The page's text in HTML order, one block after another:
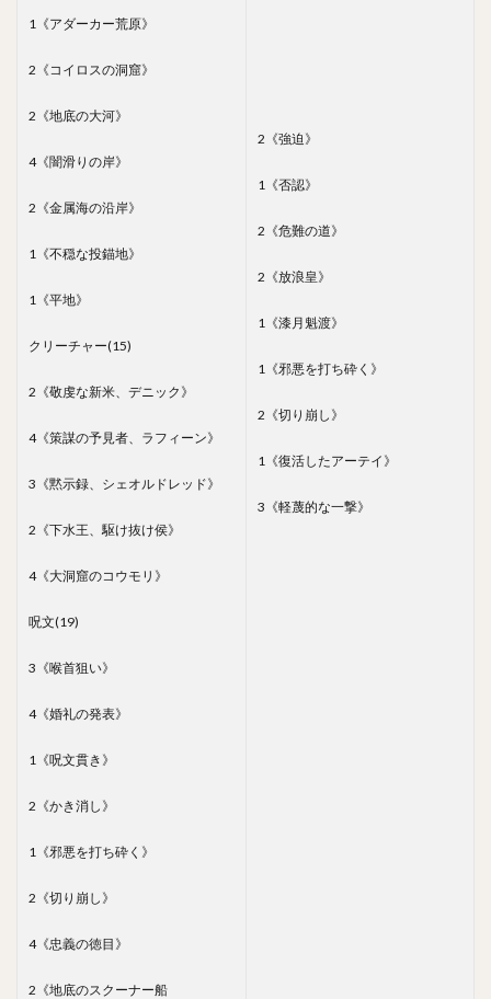
1《アダーカー荒原》
2《コイロスの洞窟》
2《地底の大河》
4《闇滑りの岸》
2《金属海の沿岸》
1《不穏な投錨地》
1《平地》
クリーチャー(15)
2《敬虔な新米、デニック》
4《策謀の予見者、ラフィーン》
3《黙示録、シェオルドレッド》
2《下水王、駆け抜け侯》
4《大洞窟のコウモリ》
呪文(19)
3《喉首狙い》
4《婚礼の発表》
1《呪文貫き》
2《かき消し》
1《邪悪を打ち砕く》
2《切り崩し》
4《忠義の徳目》
2《地底のスクーナー船
2《強迫》
1《否認》
2《危難の道》
2《放浪皇》
1《漆月魁渡》
1《邪悪を打ち砕く》
2《切り崩し》
1《復活したアーテイ》
3《軽蔑的な一撃》